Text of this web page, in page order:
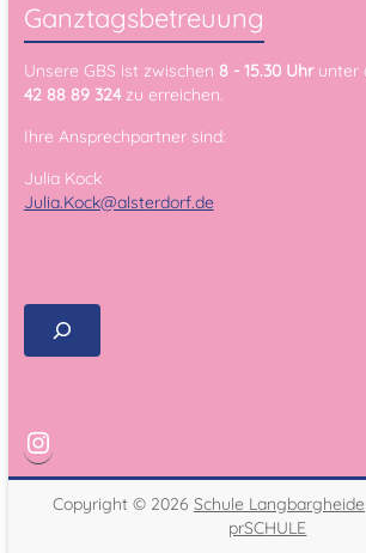
Ganztagsbetreuung
Unsere GBS ist zwischen 8 - 15.30 Uhrunter
42 88 89 324zu erreichen.
Ihre Ansprechpartner sind:
Julia Kock
Julia.Kock@alsterdorf.de
Copyright © 2026 Schule Langbargheide
prSCHULE